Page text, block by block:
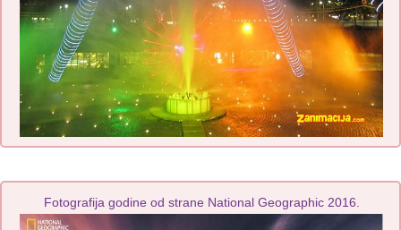
Fotografija godine od strane National Geographic 2016.